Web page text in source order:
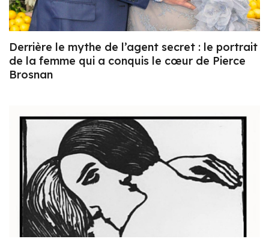
Derrière le mythe de l’agent secret : le portrait
de la femme qui a conquis le cœur de Pierce
Brosnan